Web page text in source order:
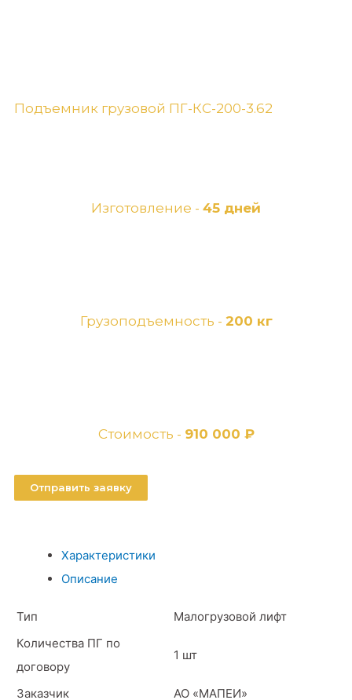
Подъемник грузовой ПГ-КС-200-3.62
Изготовление - 45 дней
Грузоподъемность - 200 кг
Стоимость - 910 000 ₽
Отправить заявку
Характеристики
Описание
Тип
Малогрузовой лифт
Количества ПГ по
договору
1 шт
Заказчик АО «МАПЕИ»